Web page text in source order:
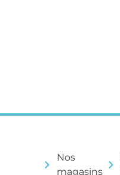
Nos
magasins